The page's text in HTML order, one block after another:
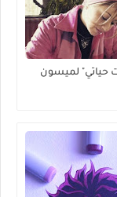
حياتي" لميسون